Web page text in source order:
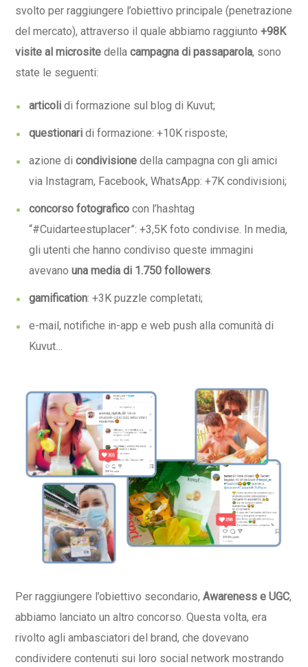
svolto per raggiungere l’obiettivo principale (penetrazione
del mercato), attraverso il quale abbiamo raggiunto+98K
visite al microsite dellacampagna di passaparola, sono
state le seguenti:
articoli di formazione sulblog di Kuvut;
questionari di formazione: +10K risposte;
azione dicondivisione della campagna con gli amici
via Instagram, Facebook, WhatsApp: +7K condivisioni;
concorso fotografico con l’hashtag
“#Cuidarteestuplacer”: +3,5K foto condivise. In media,
gli utenti che hanno condiviso queste immagini
avevanouna media di 1.750 followers.
gamification: +3K puzzle completati;
e-mail, notifiche in-app e web push alla comunità di
Kuvut…
Per raggiungere l’obiettivo secondario,Awareness e UGC,
abbiamo lanciato un altro concorso. Questa volta, era
rivolto agli ambasciatori del brand, che dovevano
condividere contenuti sui loro social network mostrando